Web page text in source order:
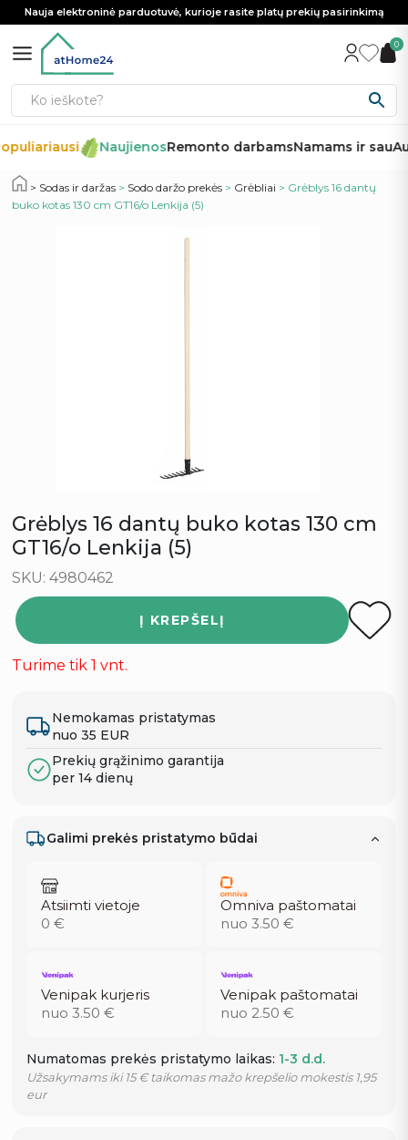
Nauja elektroninė parduotuvė, kurioje rasite platų prekių pasirinkimą
0
NaujienosRemonto darbamsNamams ir sau
Sodas ir daržas > Sodo daržo prekės > Grėbliai > Grėblys 16 dantų
buko kotas 130 cm GT16/o Lenkija (5)
Grėblys 16 dantų buko kotas 130 cm
GT16/o Lenkija (5)
SKU: 4980462
Į KREPŠELĮ
Turime tik 1 vnt.
Nemokamas pristatymas
nuo 35 EUR
Prekių grąžinimo garantija
per 14 dienų
Galimi prekės pristatymo būdai
Atsiimti vietoje
0 €
Omniva paštomatai
nuo 3.50 €
Venipak kurjeris
nuo 3.50 €
Venipak paštomatai
nuo 2.50 €
Numatomas prekės pristatymo laikas: 1-3 d.d.
Užsakymams iki 15 € taikomas mažo krepšelio mokestis 1,95
eur